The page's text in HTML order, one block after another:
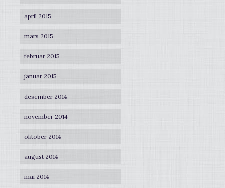
april 2015
mars 2015
februar 2015
januar 2015
desember 2014
november 2014
oktober 2014
august 2014
mai 2014